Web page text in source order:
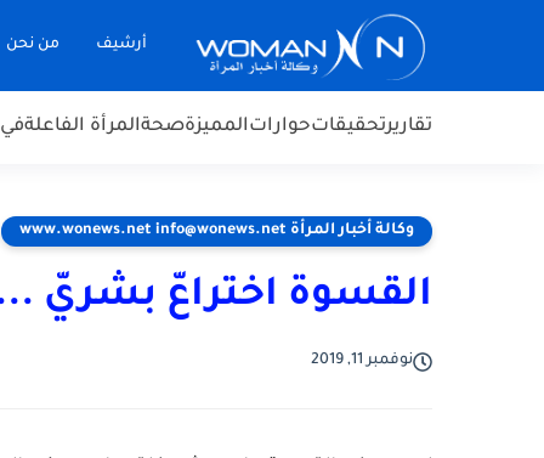
أرشيف من نحن
تقاريرتحقيقاتحواراتالمميزةصحةالمرأة الفاعلة
وكالة أخبار المرأة www.wonews.net info@wonews.net
القسوة اختراعّ بشريّ
نوفمبر 11, 2019